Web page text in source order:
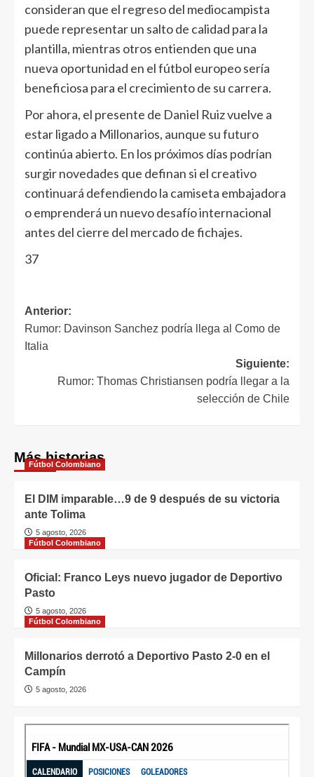
consideran que el regreso del mediocampista
puede representar un salto de calidad para la
plantilla, mientras otros entienden que una
nueva oportunidad en el fútbol europeo sería
beneficiosa para el crecimiento de su carrera.
Por ahora, el presente de Daniel Ruiz vuelve a
estar ligado a Millonarios, aunque su futuro
continúa abierto. En los próximos días podrían
surgir novedades que definan si el creativo
continuará defendiendo la camiseta embajadora
o emprenderá un nuevo desafío internacional
antes del cierre del mercado de fichajes.
37
Anterior:
Rumor: Davinson Sanchez podría llega al Como de
Italia
Siguiente:
Rumor: Thomas Christiansen podría llegar a la
selección de Chile
Más historias
Fútbol Colombiano
El DIM imparable…9 de 9 después de su victoria
ante Tolima
5 agosto, 2026
Fútbol Colombiano
Oficial: Franco Leys nuevo jugador de Deportivo
Pasto
5 agosto, 2026
Fútbol Colombiano
Millonarios derrotó a Deportivo Pasto 2-0 en el
Campín
5 agosto, 2026